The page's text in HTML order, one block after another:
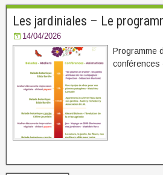
Les jardiniales – Le
14/04/2026
Programme
conférences